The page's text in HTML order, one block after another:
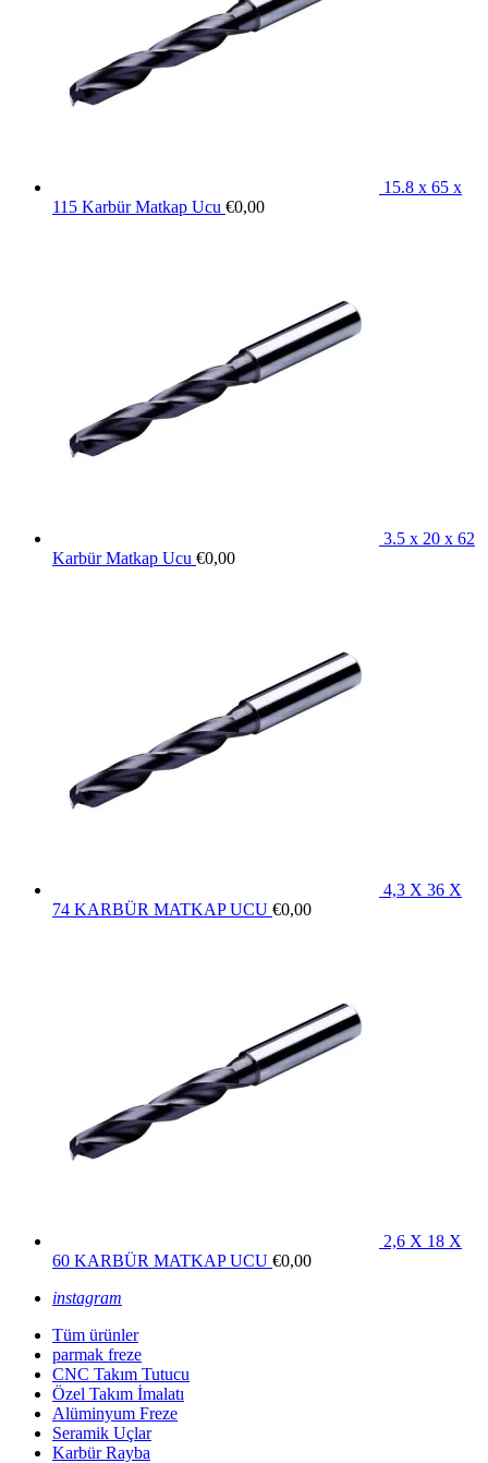
15.8 x 65 x
115 Karbür Matkap Ucu €0,00
3.5 x 20 x 62
Karbür Matkap Ucu €0,00
4,3 X 36 X
74 KARBÜR MATKAP UCU €0,00
2,6 X 18 X
60 KARBÜR MATKAP UCU €0,00
instagram
Tüm ürünler
parmak freze
CNC Takım Tutucu
Özel Takım İmalatı
Alüminyum Freze
Seramik Uçlar
Karbür Rayba